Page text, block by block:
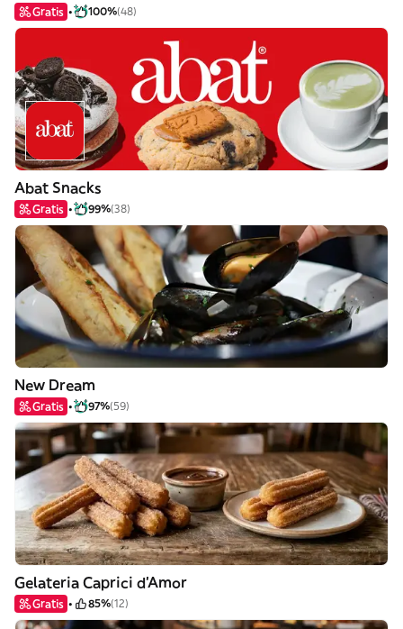
Gratis 100%(48)
Abat Snacks
Gratis 99%(38)
New Dream
Gratis 97%(59)
Gelateria Caprici d'Amor
Gratis 85%(12)